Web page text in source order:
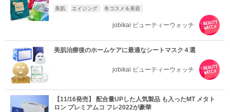
美肌 エイジング 冬コスメ＆美容
jobikai ビューティーウォッチ
美肌治療後のホームケアに最適なシートマスク４選
jobikai ビューティーウォッチ
【11/16発売】 配合量UPした人気製品 も入ったMT メタト
ロン プレミアムコ フレ2022が豪華